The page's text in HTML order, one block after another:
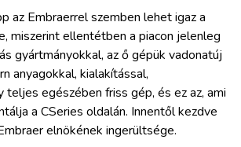
az Embraerrel szemben lehet igaz a
miszerint ellentétben a piacon jelenleg
gyártmányokkal, az ő gépük vadonatúj
anyagokkal, kialakítással,
teljes egészében friss gép, és ez az, ami
a CSeries oldalán. Innentől kezdve
elnökének ingerültsége.